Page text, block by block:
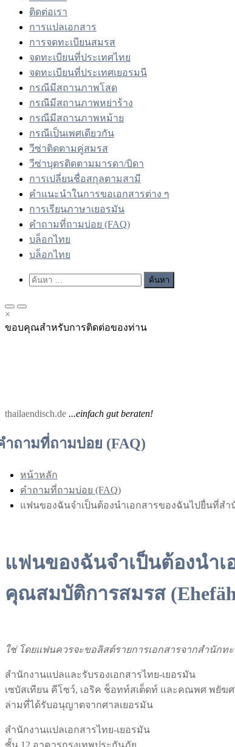
ติดต่อเรา
การแปลเอกสาร
การจดทะเบียนสมรส
จดทะเบียนที่ประเทศไทย
จดทะเบียนที่ประเทศเยอรมนี
กรณีมีสถานภาพโสด
กรณีมีสถานภาพหย่าร้าง
กรณีมีสถานภาพหม้าย
กรณีเป็นเพศเดียวกัน
วีซ่าติดตามคู่สมรส
วีซ่าบุตรติดตามมารดา/บิดา
การเปลี่ยนชื่อสกุลตามสามี
คำแนะนำในการขอเอกสารต่าง ๆ
การเรียนภาษาเยอรมัน
คำถามที่ถามบ่อย (FAQ)
บล็อกไทย
บล็อกไทย
Show
Search
ค้นหา
Primary
for
Primary
for
×
ขอบคุณสำหรับการติดต่อของท่าน
thailaendisch.de ...einfach gut beraten!
ำถามที่ถามบ่อย (FAQ)
หน้าหลัก
คำถามที่ถามบ่อย (FAQ)
แฟนของฉันจำเป็นต้องนำเอกสารของฉันไปยื่นที่สำ
แฟนของฉันจำเป็นต้องนำเ
คุณสมบัติการสมรส
ใช่ โดยแฟนควรจะขอลิสต์รายการเอกสารจากสำนักท
สำนักงานแปลและรับรองเอกสารไทย-เยอรมัน
เซบัสเทียน คีโซว์, เอริค ช็อทท์สเต็ดท์ และคณพศ พยัฆ
ล่ามที่ได้รับอนุญาตจากศาลเยอรมัน
สำนักงานแปลเอกสารไทย-เยอรมัน